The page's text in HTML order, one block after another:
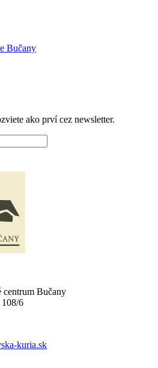
Bučany
ako prví cez newsletter.
centrum Bučany
108/6
kuria.sk